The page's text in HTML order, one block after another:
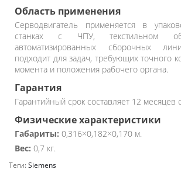
Область применения
Серводвигатель применяется в
станках с ЧПУ, текстильном
автоматизированных сборочных
подходит для задач, требующих точного
момента и положения рабочего органа.
Гарантия
Гарантийный срок составляет 12 месяцев
Физические характеристики
Габариты: 0,316×0,182×0,170 м.
Вес: 0,7 кг.
Теги:Siemens